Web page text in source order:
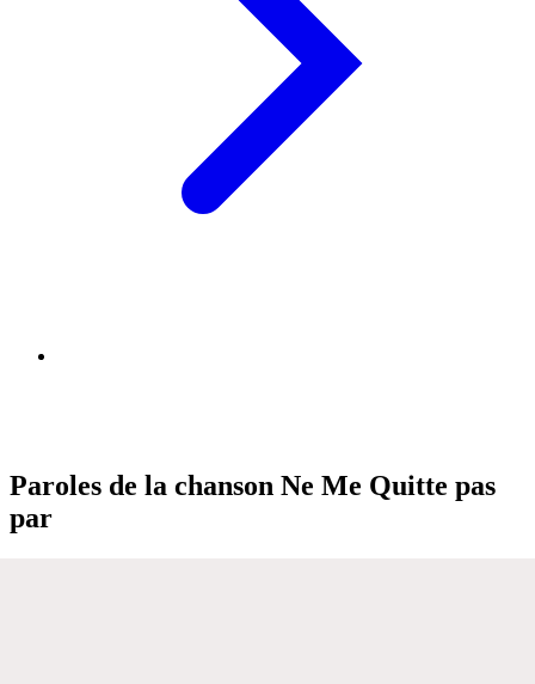
Paroles de la chanson Ne Me Quitte pas
par